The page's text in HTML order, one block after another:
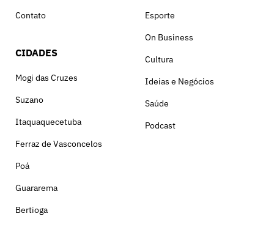
Contato
CIDADES
Mogi das Cruzes
Suzano
Itaquaquecetuba
Ferraz de Vasconcelos
Poá
Guararema
Bertioga
Esporte
On Business
Cultura
Ideias e Negócios
Saúde
Podcast